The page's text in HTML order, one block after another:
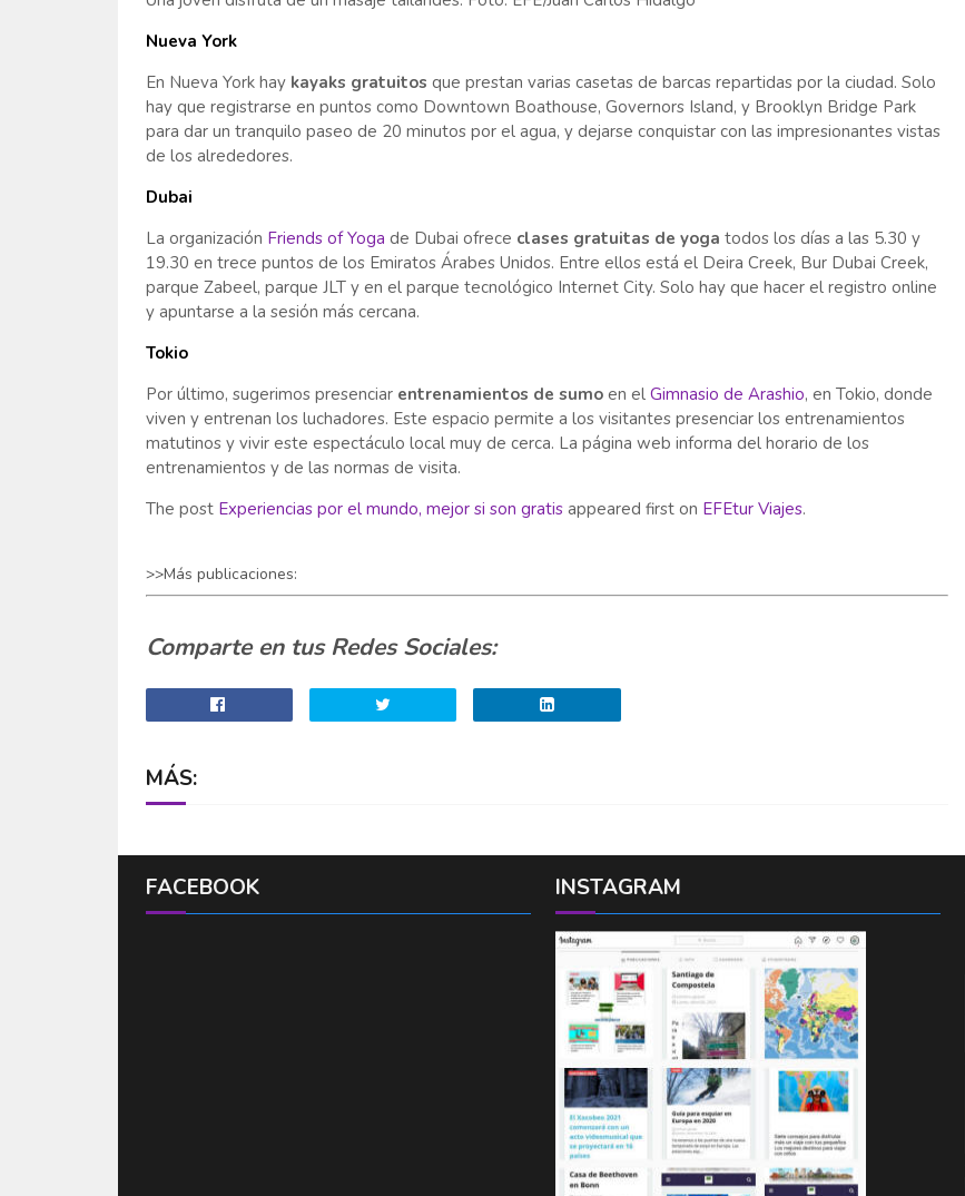
Nueva York
En Nueva York haykayaks gratuitos que prestan varias casetas de barcas repartidas por la ciudad. Solo
hay que registrarse en puntos como Downtown Boathouse, Governors Island, y Brooklyn Bridge Park
para dar un tranquilo paseo de 20 minutos por el agua, y dejarse conquistar con las impresionantes vistas
de los alrededores.
Dubai
La organización Friends of Yoga de Dubai ofrece clases gratuitas de yoga todos los días a las 5.30 y
19.30 en trece puntos de los Emiratos Árabes Unidos. Entre ellos está el Deira Creek, Bur Dubai Creek,
parque Zabeel, parque JLT y en el parque tecnológico Internet City. Solo hay que hacer el registro online
y apuntarse a la sesión más cercana.
Tokio
Por último, sugerimos presenciar entrenamientos de sumoen el Gimnasio de Arashio, en Tokio, donde
viven y entrenan los luchadores. Este espacio permite a los visitantes presenciar los entrenamientos
matutinos y vivir este espectáculo local muy de cerca. La página web informa del horario de los
entrenamientos y de las normas de visita.
The post Experiencias por el mundo, mejor si son gratisappeared first on EFEtur Viajes.
>>Más publicaciones:
Comparte en tus Redes Sociales:
MÁS:
FACEBOOK
INSTAGRAM